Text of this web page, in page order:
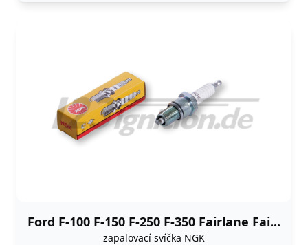
Ford F-100 F-150 F-250 F-350 Fairlane Fai...
zapalovací svíčka NGK